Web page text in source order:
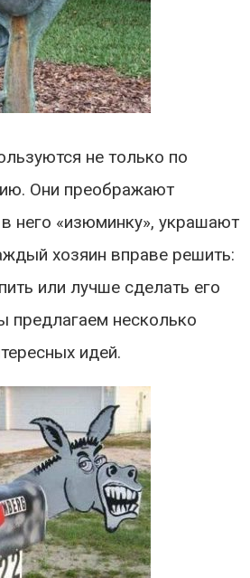
не только по
Они преображают
него «изюминку», украшают
хозяин вправе решить:
или лучше сделать его
предлагаем несколько
идей.